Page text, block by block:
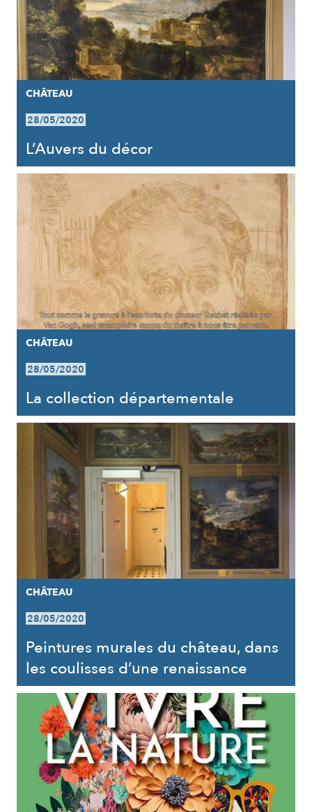
CHÂTEAU
28/05/2020
L’Auvers du décor
CHÂTEAU
28/05/2020
La collection départementale
CHÂTEAU
28/05/2020
Peintures murales du château, dans
les coulisses d’une renaissance